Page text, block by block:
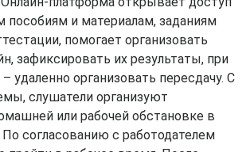
пособиям и материалам, заданиям
помогает организовать
зафиксировать их результаты, при
удаленно организовать пересдачу. С
слушатели организуют
или рабочей обстановке в
согласованию с работодателем